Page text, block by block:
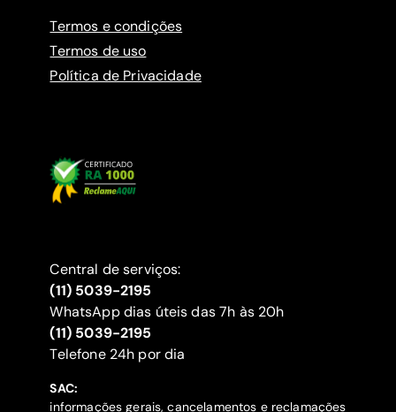
Termos e condições
Termos de uso
Política de Privacidade
Central de serviços:
(11) 5039-2195
WhatsApp dias úteis das 7h às 20h
(11) 5039-2195
‍Telefone 24h por dia
SAC:
informações gerais, cancelamentos e reclamações